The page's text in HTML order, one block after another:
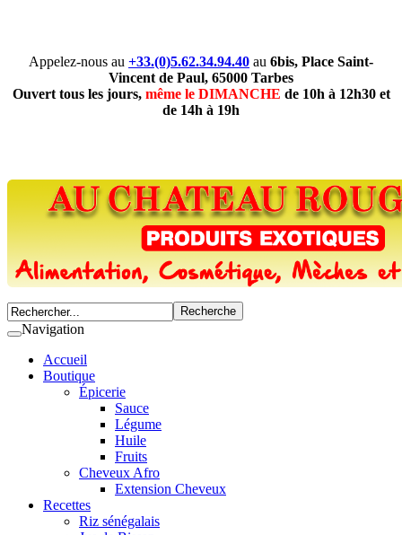
Appelez-nous au +33.(0)5.62.34.94.40 au 6bis, Place Saint-
Vincent de Paul, 65000 Tarbes
Ouvert tous les jours, même le DIMANCHE de 10h à 12h30 et
de 14h à 19h
Navigation
Accueil
Boutique
Épicerie
Sauce
Légume
Huile
Fruits
Cheveux Afro
Extension Cheveux
Recettes
Riz sénégalais